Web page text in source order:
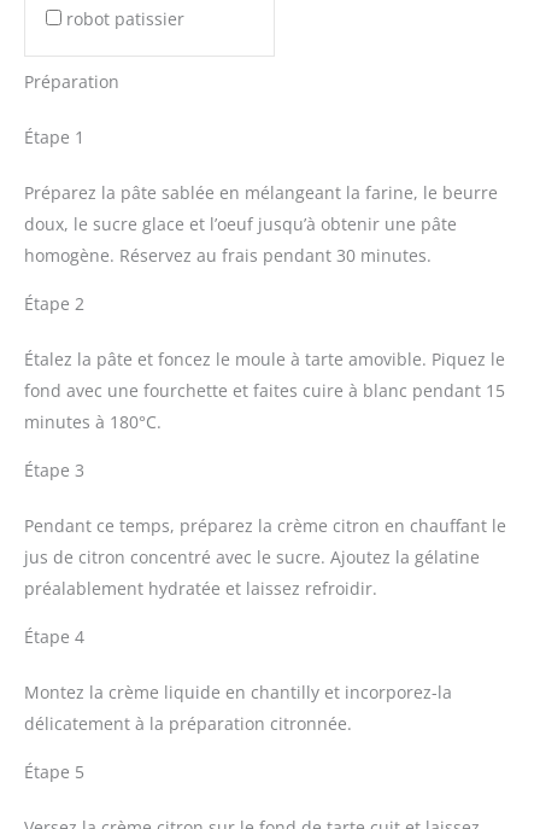
robot patissier
Préparation
Étape 1
Préparez la pâte sablée en mélangeant la farine, le beurre
doux, le sucre glace et l’oeuf jusqu’à obtenir une pâte
homogène. Réservez au frais pendant 30 minutes.
Étape 2
Étalez la pâte et foncez le moule à tarte amovible. Piquez le
fond avec une fourchette et faites cuire à blanc pendant 15
minutes à 180°C.
Étape 3
Pendant ce temps, préparez la crème citron en chauffant le
jus de citron concentré avec le sucre. Ajoutez la gélatine
préalablement hydratée et laissez refroidir.
Étape 4
Montez la crème liquide en chantilly et incorporez-la
délicatement à la préparation citronnée.
Étape 5